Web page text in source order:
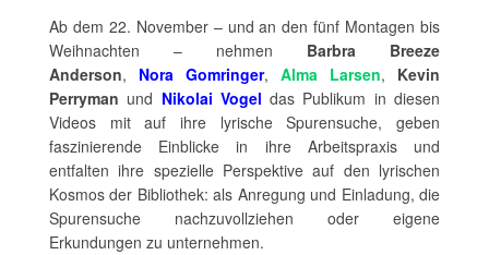
Ab dem 22. November – und an den fünf Montagen bis
Weihnachten – nehmen Barbra Breeze
Anderson, Nora Gomringer, Alma Larsen, Kevin
Perryman und Nikolai Vogel das Publikum in diesen
Videos mit auf ihre lyrische Spurensuche, geben
faszinierende Einblicke in ihre Arbeitspraxis und
entfalten ihre spezielle Perspektive auf den lyrischen
Kosmos der Bibliothek: als Anregung und Einladung, die
Spurensuche nachzuvollziehen oder eigene
Erkundungen zu unternehmen.